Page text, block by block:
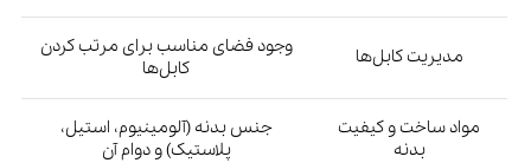
مدیریت کابل‌ها
وجود فضای مناسب برای مرتب کردن
کابل‌ها
مواد ساخت و کیفیت
بدنه
جنس بدنه (آلومینیوم، استیل،
پلاستیک) و دوام آن